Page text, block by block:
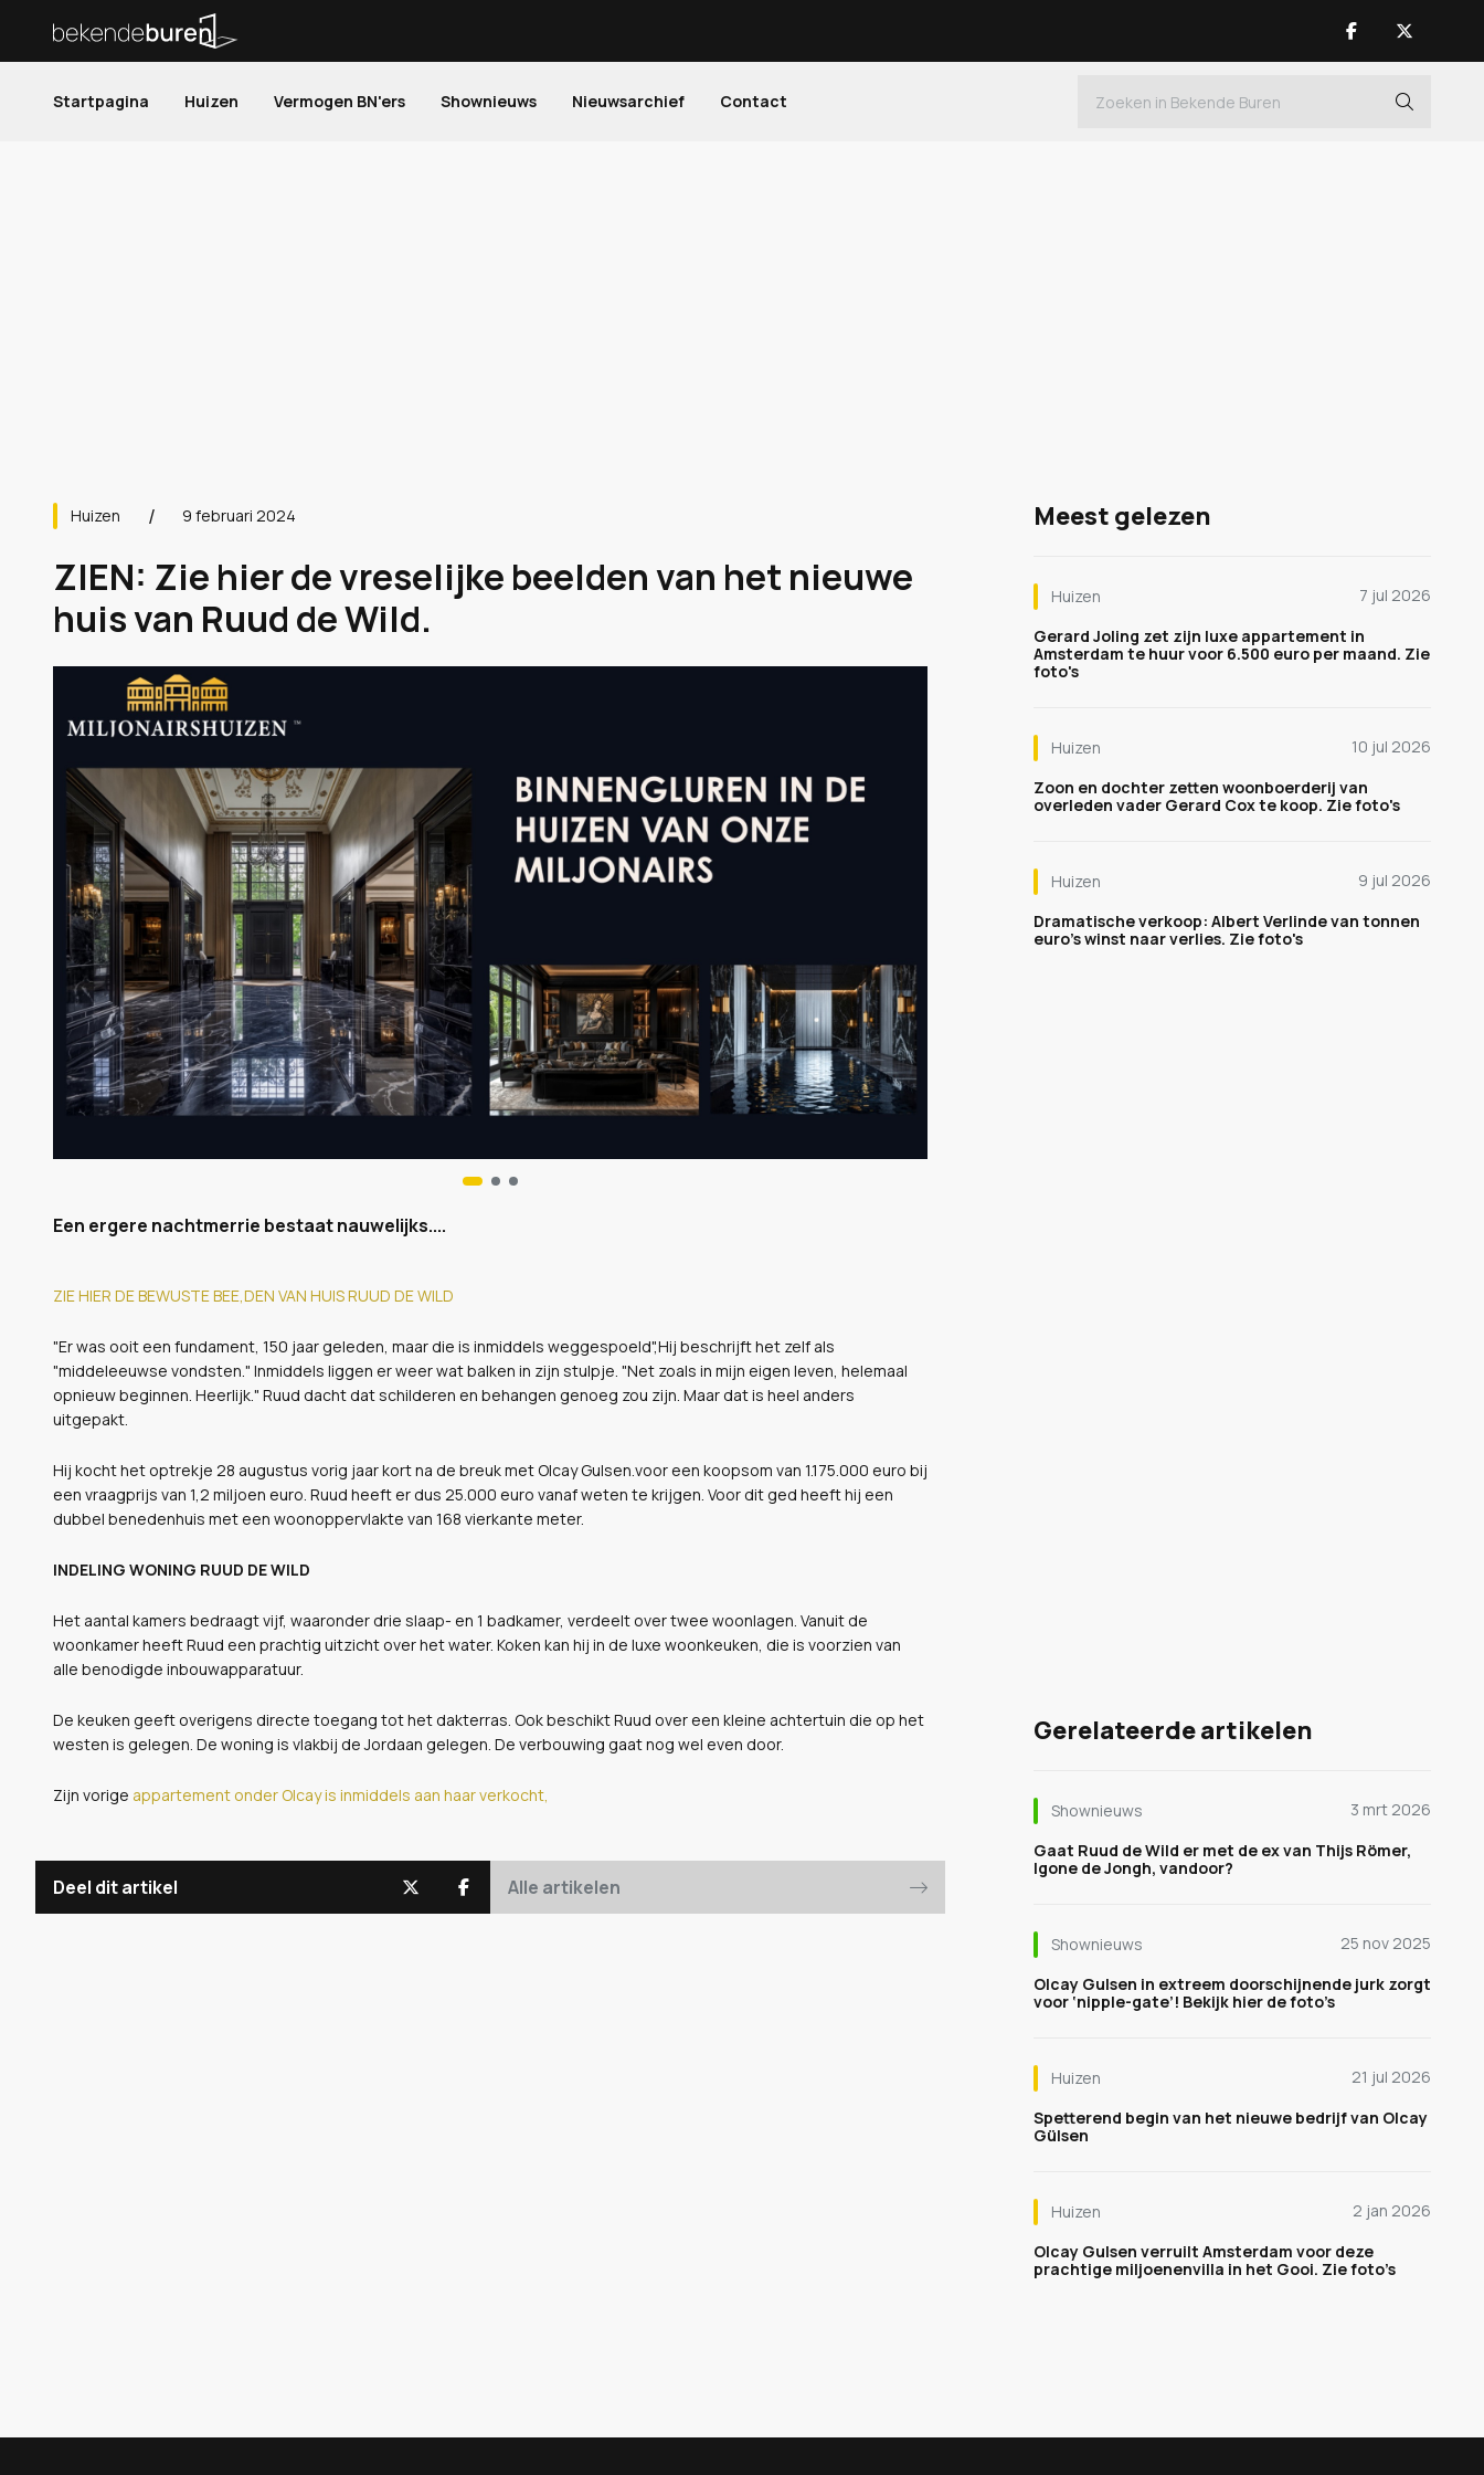
Startpagina Huizen Vermogen BN'ers Shownieuws Nieuwsarchief Contact
Huizen 9 februari 2024
ZIEN: Zie hier de vreselijke beelden van het nieuwe
huis van Ruud de Wild.
Een ergere nachtmerrie bestaat nauwelijks....
ZIE HIER DE BEWUSTE BEE,DEN VAN HUIS RUUD DE WILD
"Er was ooit een fundament, 150 jaar geleden, maar die is inmiddels weggespoeld",Hij beschrijft het zelf als
"middeleeuwse vondsten." Inmiddels liggen er weer wat balken in zijn stulpje. "Net zoals in mijn eigen leven, helemaal
opnieuw beginnen. Heerlijk." Ruud dacht dat schilderen en behangen genoeg zou zijn. Maar dat is heel anders
uitgepakt.
Hij kocht het optrekje 28 augustus vorig jaar kort na de breuk met Olcay Gulsen.voor een koopsom van 1.175.000 euro bij
een vraagprijs van 1,2 miljoen euro. Ruud heeft er dus 25.000 euro vanaf weten te krijgen. Voor dit ged heeft hij een
dubbel benedenhuis met een woonoppervlakte van 168 vierkante meter.
INDELING WONING RUUD DE WILD
Het aantal kamers bedraagt vijf, waaronder drie slaap- en 1 badkamer, verdeelt over twee woonlagen. Vanuit de
woonkamer heeft Ruud een prachtig uitzicht over het water. Koken kan hij in de luxe woonkeuken, die is voorzien van
alle benodigde inbouwapparatuur.
De keuken geeft overigens directe toegang tot het dakterras. Ook beschikt Ruud over een kleine achtertuin die op het
westen is gelegen. De woning is vlakbij de Jordaan gelegen. De verbouwing gaat nog wel even door.
Zijn vorige appartement onder Olcay is inmiddels aan haar verkocht,
Deel dit artikel Alle artikelen
Meest gelezen
Huizen
7 jul 2026
Gerard Joling zet zijn luxe appartement in
Amsterdam te huur voor 6.500 euro per maand. Zie
foto's
Huizen
10 jul 2026
Zoon en dochter zetten woonboerderij van
overleden vader Gerard Cox te koop. Zie foto's
Huizen
9 jul 2026
Dramatische verkoop: Albert Verlinde van tonnen
euro's winst naar verlies. Zie foto's
Gerelateerde artikelen
Shownieuws
3 mrt 2026
Gaat Ruud de Wild er met de ex van Thijs Römer,
Igone de Jongh, vandoor?
Shownieuws
25 nov 2025
Olcay Gulsen in extreem doorschijnende jurk zorgt
voor ‘nipple-gate’! Bekijk hier de foto’s
Huizen
21 jul 2026
Spetterend begin van het nieuwe bedrijf van Olcay
Gülsen
Huizen
2 jan 2026
Olcay Gulsen verruilt Amsterdam voor deze
prachtige miljoenenvilla in het Gooi. Zie foto’s